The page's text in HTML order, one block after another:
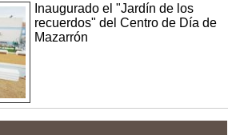
Inaugurado el "Jardín de los
recuerdos" del Centro de Día de
Mazarrón